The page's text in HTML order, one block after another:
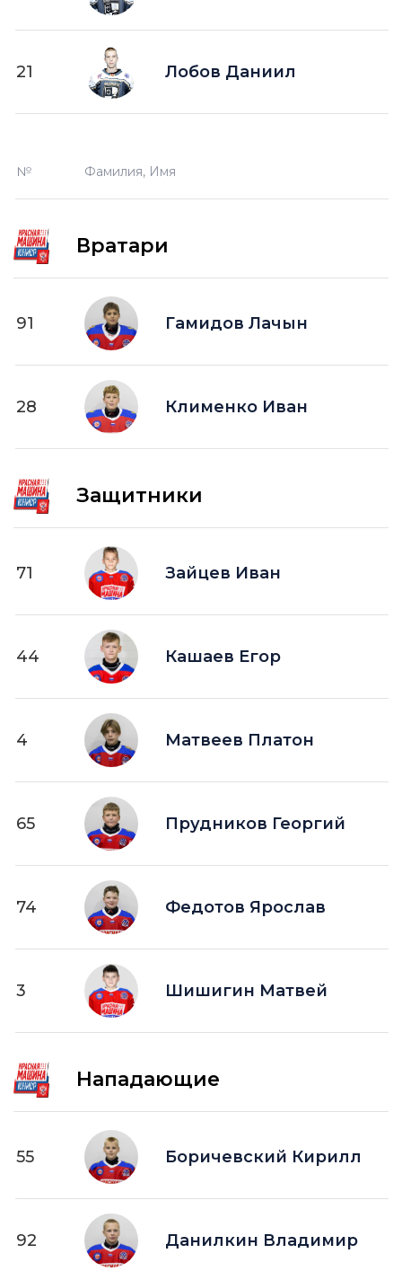
21 Лобов Даниил
№ Фамилия, Имя
Вратари
91 Гамидов Лачын
28 Клименко Иван
Защитники
71 Зайцев Иван
44 Кашаев Егор
4 Матвеев Платон
65 Прудников Георгий
74 Федотов Ярослав
3 Шишигин Матвей
Нападающие
55 Боричевский Кирилл
92 Данилкин Владимир